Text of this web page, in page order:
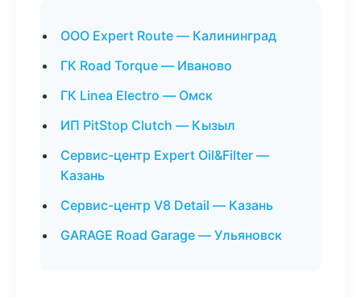
ООО Expert Route — Калининград
ГК Road Torque — Иваново
ГК Linea Electro — Омск
ИП PitStop Clutch — Кызыл
Сервис-центр Expert Oil&Filter —
Казань
Сервис-центр V8 Detail — Казань
GARAGE Road Garage — Ульяновск